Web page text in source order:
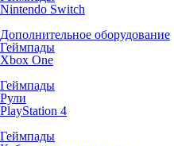
Nintendo Switch
Дополнительное оборудование
Геймпады
Xbox One
Геймпады
Рули
PlayStation 4
Геймпады